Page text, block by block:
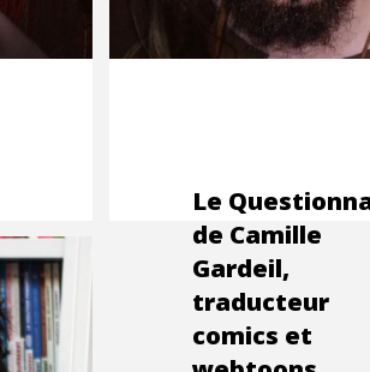
Le
de Camille
Gardeil,
traducteur
comics et